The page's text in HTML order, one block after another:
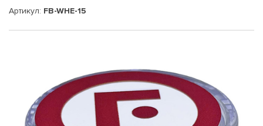
Артикул: FB-WHE-15